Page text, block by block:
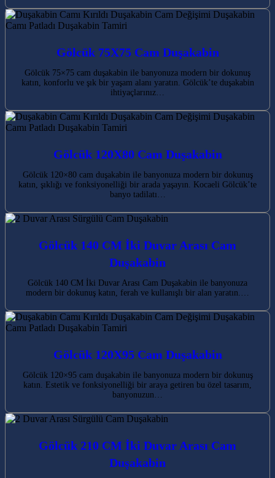
Gölcük 75X75 Cam Duşakabin
Gölcük 75×75 cam duşakabin ile banyonuza modern bir dokunuş
katın, konforlu ve şık bir yaşam alanı yaratın. Gölcük’te duşakabin
ihtiyaçlarınız…
Gölcük 120X80 Cam Duşakabin
Gölcük 120×80 cam duşakabin ile banyonuza modern bir dokunuş
katın, şıklığı ve fonksiyonelliği bir arada yaşayın. Kocaeli Gölcük’te
banyo tadilatı…
Gölcük 140 CM İki Duvar Arası Cam
Duşakabin
Gölcük 140 CM İki Duvar Arası Cam Duşakabin ile banyonuza
modern bir dokunuş katın, ferah ve kullanışlı bir alan yaratın.…
Gölcük 120X95 Cam Duşakabin
Gölcük 120×95 cam duşakabin ile banyonuza modern bir dokunuş
katın. Estetik ve fonksiyonelliği bir araya getiren bu özel tasarım,
banyonuzun…
Gölcük 210 CM İki Duvar Arası Cam
Duşakabin